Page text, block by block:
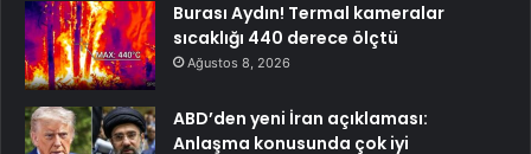
Burası Aydın! Termal kameralar
sıcaklığı 440 derece ölçtü
Ağustos 8, 2026
ABD’den yeni İran açıklaması:
Anlaşma konusunda çok iyi